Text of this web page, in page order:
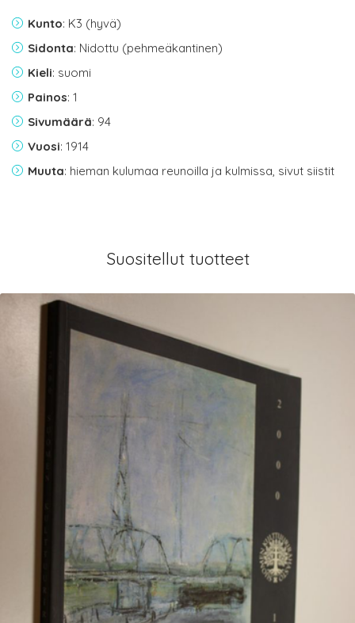
Kunto: K3 (hyvä)
Sidonta: Nidottu (pehmeäkantinen)
Kieli: suomi
Painos: 1
Sivumäärä: 94
Vuosi: 1914
Muuta: hieman kulumaa reunoilla ja kulmissa, sivut siistit
Suositellut tuotteet